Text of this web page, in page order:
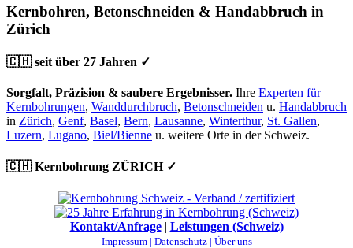
Kernbohren, Betonschneiden & Handabbruch in
Zürich
🇨🇭 seit über 27 Jahren ✓
Sorgfalt, Präzision & saubere Ergebnisser. Ihre Experten für
Kernbohrungen, Wanddurchbruch, Betonschneiden u. Handabbruch
in Zürich, Genf, Basel, Bern, Lausanne, Winterthur, St. Gallen,
Luzern, Lugano, Biel/Bienne u. weitere Orte in der Schweiz.
🇨🇭 Kernbohrung ZÜRICH ✓
Kontakt/Anfrage| Leistungen (Schweiz)
Impressum | Datenschutz | Über uns